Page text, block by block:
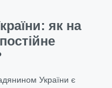
як на
України є